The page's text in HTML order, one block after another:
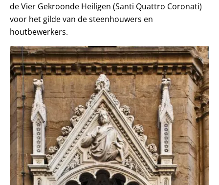
de Vier Gekroonde Heiligen (Santi Quattro Coronati)
voor het gilde van de steenhouwers en
houtbewerkers.